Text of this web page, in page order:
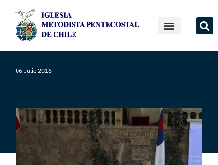
06 Julio 2016